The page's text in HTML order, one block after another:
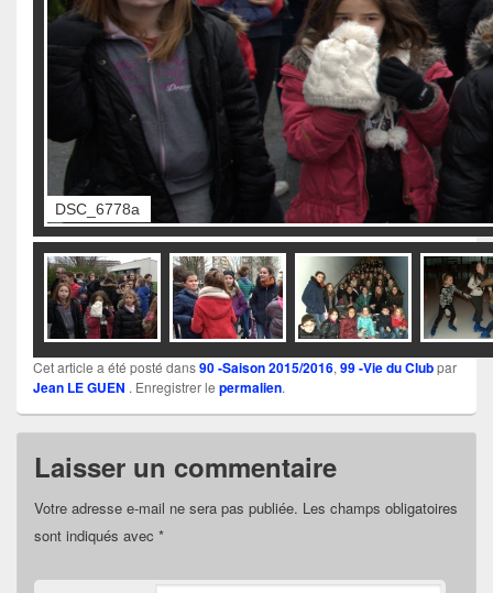
Cet article a été posté dans90 -Saison 2015/2016,99 -Vie du Clubpar
Jean LE GUEN . Enregistrer le permalien.
Laisser un commentaire
Votre adresse e-mail ne sera pas publiée. Les champs obligatoires
sont indiqués avec *